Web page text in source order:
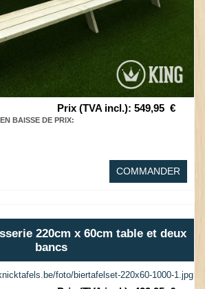
Prix (TVA incl.): 549,95 €
BAISSE DE PRIX:
COMMANDER
220cm x 60cm table et deux
bancs